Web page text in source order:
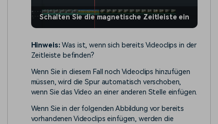
Schalten Sie die magnetische Zeitleiste ein
Hinweis: Was ist, wenn sich bereits Videoclips in der
Zeitleiste befinden?
Wenn Sie in diesem Fall noch Videoclips hinzufügen
müssen, wird die Spur automatisch verschoben,
wenn Sie das Video an einer anderen Stelle einfügen.
Wenn Sie in der folgenden Abbildung vor bereits
vorhandenen Videoclips einfügen, werden die